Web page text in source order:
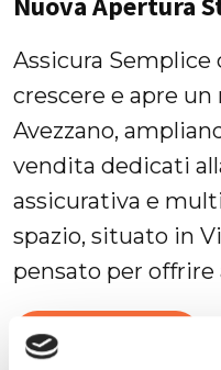
Assicura Semplice
crescere e apre un
Avezzano,
vendita dedicati
assicurativa e
spazio, situato in
pensato per
Read more